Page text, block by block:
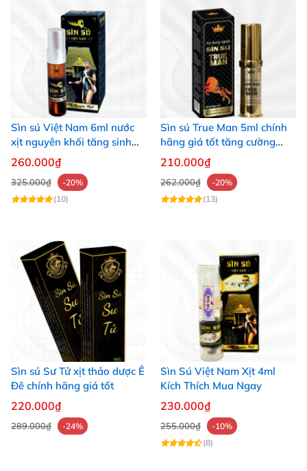
Sìn sú Việt Nam 6ml nước
xịt nguyên khối tăng sinh
lực
260.000₫
325.000₫
-20%
(10)
Sìn sú True Man 5ml chính
hãng giá tốt tăng cường
sinh lý
210.000₫
262.000₫
-20%
(13)
Sìn sú Sư Tử xịt thảo dược Ê
Đê chính hãng giá tốt
220.000₫
289.000₫ -24%
Sìn Sú Việt Nam Xịt 4ml
Kích Thích Mua Ngay
230.000₫
255.000₫
-10%
(8)